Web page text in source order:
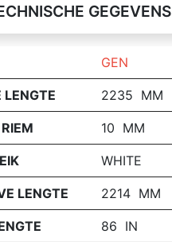
GEGEVENS
GEN
LENGTE 2235 MM
10 MM
WHITE
LENGTE 2214 MM
86 IN